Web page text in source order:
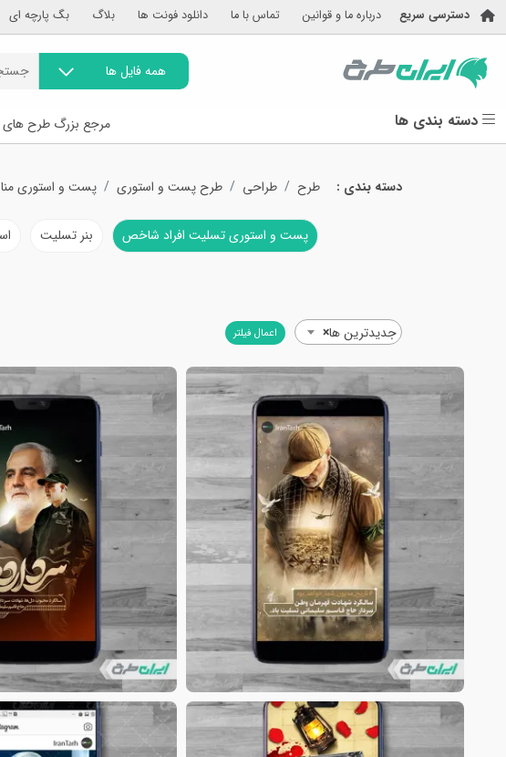
دسترسی سریع درباره ما و قوانین تماس با ما دانلود فونت ها بلاگ بگ پارچه ای
همه فایل ها
دسته بندی ها مرجع بزرگ طرح های
دسته بندی : طرح طراحی طرح پست و استوری پست و استوری
پست و استوری تسلیت افراد شاخص بنر تسلیت
×جدیدترین ها اعمال فیلتر